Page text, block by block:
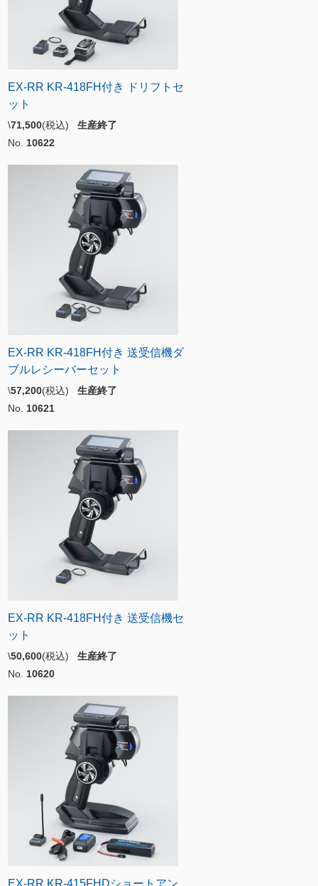
EX-RR KR-418FH付き ドリフトセ
ット
\71,500(税込) 生産終了
No. 10622
EX-RR KR-418FH付き 送受信機ダ
ブルレシーバーセット
\57,200(税込) 生産終了
No. 10621
EX-RR KR-418FH付き 送受信機セ
ット
\50,600(税込) 生産終了
No. 10620
EX-RR KR-415FHDショートアン